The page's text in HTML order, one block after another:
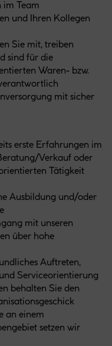
im Team
und Ihren Kollegen
Sie mit, treiben
sind für die
Waren- bzw.
mit sicher
erste Erfahrungen im
Verkauf oder
Tätigkeit
Ausbildung und/oder
mit unseren
über hohe
Auftreten,
Serviceorientierung
behalten Sie den
an einem
setzen wir